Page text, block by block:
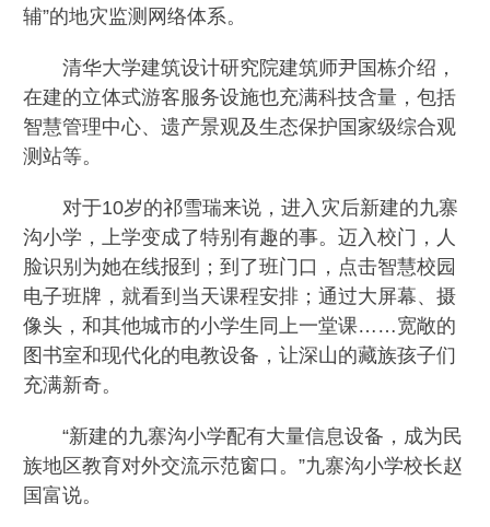
辅”的地灾监测网络体系。
清华大学建筑设计研究院建筑师尹国栋介绍，
在建的立体式游客服务设施也充满科技含量，包括
智慧管理中心、遗产景观及生态保护国家级综合观
测站等。
对于10岁的祁雪瑞来说，进入灾后新建的九寨
沟小学，上学变成了特别有趣的事。迈入校门，人
脸识别为她在线报到；到了班门口，点击智慧校园
电子班牌，就看到当天课程安排；通过大屏幕、摄
像头，和其他城市的小学生同上一堂课……宽敞的
图书室和现代化的电教设备，让深山的藏族孩子们
充满新奇。
“新建的九寨沟小学配有大量信息设备，成为民
族地区教育对外交流示范窗口。”九寨沟小学校长赵
国富说。